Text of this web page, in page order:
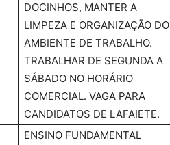
DOCINHOS, MANTER A
LIMPEZA E ORGANIZAÇÃO DO
AMBIENTE DE TRABALHO.
TRABALHAR DE SEGUNDA A
SÁBADO NO HORÁRIO
COMERCIAL. VAGA PARA
CANDIDATOS DE LAFAIETE.
ENSINO FUNDAMENTAL